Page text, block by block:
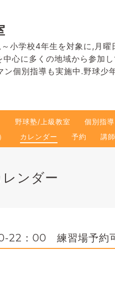
小学校4年生を対象に,月曜
心に多くの地域から参加
個別指導も実施中.野球少
野球塾/上級教室 個別指
カレンダー 予約 講
レンダー
22：00 練習場予約